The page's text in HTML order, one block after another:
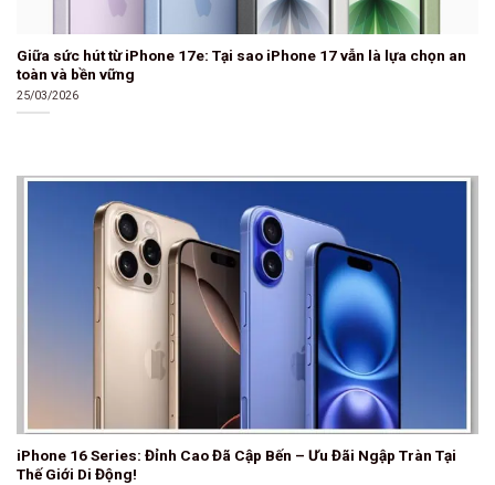
Giữa sức hút từ iPhone 17e: Tại sao iPhone 17 vẫn là lựa chọn an
toàn và bền vững
25/03/2026
iPhone 16 Series: Đỉnh Cao Đã Cập Bến – Ưu Đãi Ngập Tràn Tại
Thế Giới Di Động!